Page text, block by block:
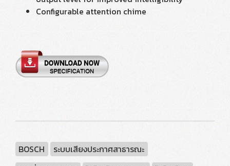
Configurable attention chime
BOSCH
ระบบเสียงประกาศสาธารณะ